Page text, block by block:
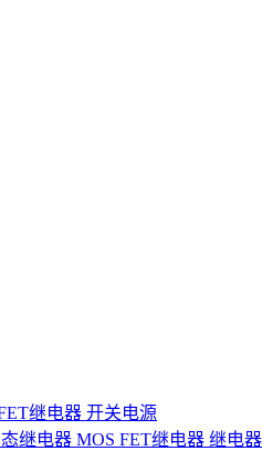
继电器 开关电源
态继电器 MOS FET继电器 继电